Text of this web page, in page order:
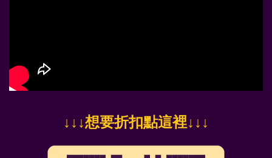
↓ ↓↓想要折扣點這裡↓↓↓